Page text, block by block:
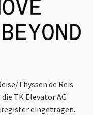
Thyssen de Reis
TK Elevator AG
eingetragen.